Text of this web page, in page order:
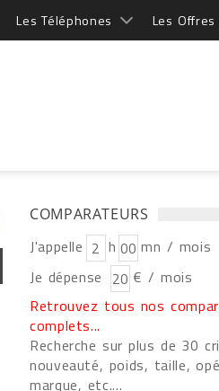
Les Téléphones Les
COMPARATEURS
J'appelle h
mn / mois
Je dépense
€ / mois
Retrouvez tous nos
complets...
Recherche sur plus de 30
nouveauté, poids, taille,
marque, etc....